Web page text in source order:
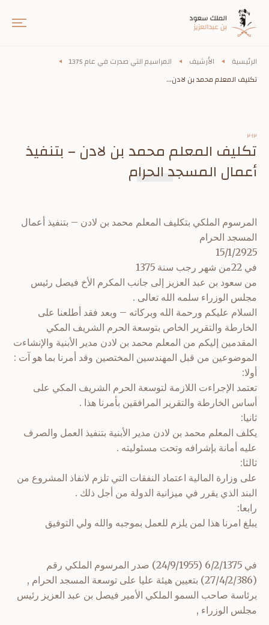
الرئيسية الأرشيف
المراسيم التي صدرت في عام 1375
تكليف المعلم محمد بن لادن...
٢٠١٢
تكليف المعلم محمد بن لادن – بتنفيذ
أعمال المسجد الحرام
المرسوم الملكي بتكليف المعلم محمد بن لادن – بتنفيذ أعمال
المسجد الحرام
15/1/2925
في 22من شهر رجب سنة 1375
من سعود بن عبد العزيز إلى جانب المكرم الأخ فيصل رئيس
مجلس الوزراء سلمه الله تعالى .
السلام عليكم ورحمة الله وبركاته – وبعد فقد أطلعنا على
الخارطة والتقرير الخاص بتوسعة الحرم الشريف المكي
المقدمين إليكم من المعلم محمد بن لادن مدير الأبنية والإنشاءت
الموضوعين من قبل المهندسين المختصين وقد أمرنا بما هو آت :
أولا:
تعتمد الإجراءت اللازمة لتوسعة الحرم الشريف المكي على
أساس الخارطة والتقرير المرافقين بأمرنا هذا .
ثانيا:
يكلف المعلم محمد بن لادن مدير الأبنية بتنفيذ العمل والصرف
عليه أمانة بإشرافه وتحت مسئوليته .
ثالثا:
على وزارة المالية اعتماد النفقات التي تلزم لانفاذ المشروع من
البند الذي يقرر في ميزانية الدولة من أجل ذلك .
رابعا:
يبلغ امرنا هذا لمن يلزم للعمل بموجبه والله ولي التوفيق
في 6/2/1375 (24/9/1955) صدر المرسوم الملكي رقم
(27/4/2/386) بتعيين هيئة عليا على توسعة المسجد الحرام ,
برئاسة صاحب السمو الملكي الأمير فيصل بن عبد العزيز رئيس
مجلس الوزراء ,